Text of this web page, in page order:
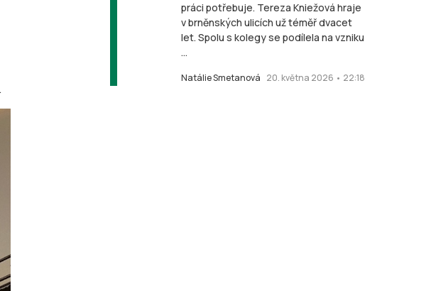
práci potřebuje. Tereza Kniežová hraje
v brněnských ulicích už téměř dvacet
let. Spolu s kolegy se podílela na vzniku
...
Natálie Smetanová 20. května 2026 • 22:18